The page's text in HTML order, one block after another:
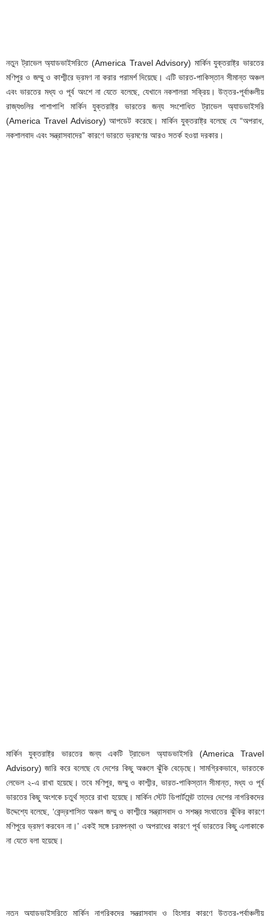
নতুন ট্রাভেল অ্যাডভাইসরিতে (America Travel Advisory) মার্কিন যুক্তরাষ্ট্র ভারতের
মণিপুর ও জম্মু ও কাশ্মীরে ভ্রমণ না করার পরামর্শ দিয়েছে। এটি ভারত-পাকিস্তান সীমান্ত অঞ্চল
এবং ভারতের মধ্য ও পূর্ব অংশে না যেতে বলেছে, যেখানে নকশালরা সক্রিয়। উত্তর-পূর্বাঞ্চলীয়
রাজ্যগুলির পাশাপাশি মার্কিন যুক্তরাষ্ট্র ভারতের জন্য সংশোধিত ট্রাভেল অ্যাডভাইসরি
(America Travel Advisory) আপডেট করেছে। মার্কিন যুক্তরাষ্ট্র বলেছে যে “অপরাধ,
নকশালবাদ এবং সন্ত্রাসবাদের” কারণে ভারতে ভ্রমণের আরও সতর্ক হওয়া দরকার।
মার্কিন যুক্তরাষ্ট্র ভারতের জন্য একটি ট্রাভেল অ্যাডভাইসরি (America Travel
Advisory) জারি করে বলেছে যে দেশের কিছু অঞ্চলে ঝুঁকি বেড়েছে। সামগ্রিকভাবে, ভারতকে
লেভেল ২-এ রাখা হয়েছে। তবে মণিপুর, জম্মু ও কাশ্মীর, ভারত-পাকিস্তান সীমান্ত, মধ্য ও পূর্ব
ভারতের কিছু অংশকে চতুর্থ স্তরে রাখা হয়েছে। মার্কিন স্টেট ডিপার্টমেন্ট তাদের দেশের নাগরিকদের
উদ্দেশ্যে বলেছে, ‘কেন্দ্রশাসিত অঞ্চল জম্মু ও কাশ্মীরে সন্ত্রাসবাদ ও সশস্ত্র সংঘাতের ঝুঁকির কারণে
মণিপুরে ভ্রমণ করবেন না।’ একই সঙ্গে চরমপন্থা ও অপরাধের কারণে পূর্ব ভারতের কিছু এলাকাকে
না যেতে বলা হয়েছে।
নতুন অ্যাডভাইসরিতে মার্কিন নাগরিকদের সন্ত্রাসবাদ ও হিংসার কারণে উত্তর-পূর্বাঞ্চলীয়